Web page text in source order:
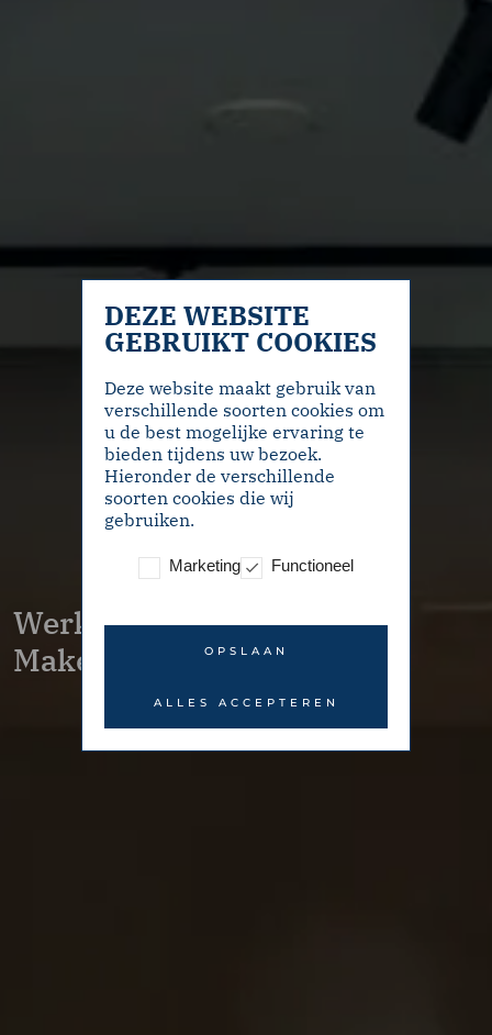
Werken bij Ramón Mossel
Makelaardij
DEZE WEBSITE
GEBRUIKT COOKIES
Deze website maakt gebruik van
verschillende soorten cookies om
u de best mogelijke ervaring te
bieden tijdens uw bezoek.
Hieronder de verschillende
soorten cookies die wij
gebruiken.
Marketing Functioneel
OPSLAAN
ALLES ACCEPTEREN